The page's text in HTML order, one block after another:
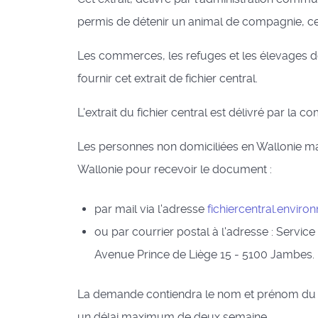
permis de détenir un animal de compagnie,
Les commerces, les refuges et les élevages
fournir cet extrait de fichier central.
L'extrait du fichier central est délivré par la
Les personnes non domiciliées en Wallonie
Wallonie pour recevoir le document :
par mail via l'adresse
ou par courrier postal à l'adresse :
Avenue Prince de Liège 15 - 5100 Jambes.
La demande contiendra le nom et prénom